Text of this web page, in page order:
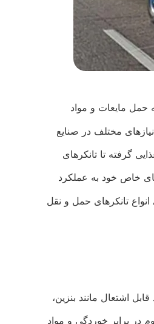
حمل مایعات و مواد
مختلف در صنایع
گرفته تا تانکرهای
خاص خود به عملکرد
تانکرهای حمل و نقل
اشتعال مانند بنزین،
در برابر خوردگی و مواد